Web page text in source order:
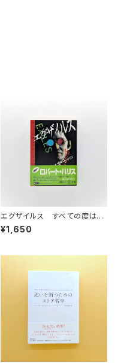
エグザイルス すべての度は自
分へとつながっている（講談社
＋α文庫）
¥1,650